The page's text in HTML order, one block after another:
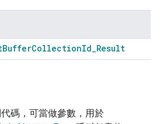
BufferCollectionId_Result
碼，可當做參數，用於